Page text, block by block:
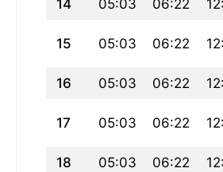
14 05:03 06:22
15 05:03 06:22
16 05:03 06:22
17 05:03 06:22
18 05:03 06:22